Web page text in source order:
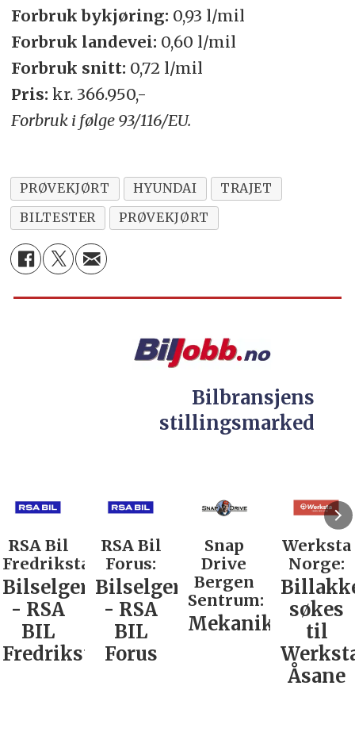
Forbruk bykjøring: 0,93 l/mil
Forbruk landevei: 0,60 l/mil
Forbruk snitt: 0,72 l/mil
Pris: kr. 366.950,-
Forbruk i følge 93/116/EU.
PRØVEKJØRT HYUNDAI
TRAJET
BILTESTER
PRØVEKJØRT
Bilbransjens
stillingsmarked
RSA Bil
Fredrikstad:
Bilselger
- RSA
BIL
Fredrikstad
RSA Bil
Forus:
Bilselger
- RSA
BIL
Forus
Snap
Drive
Bergen
Sentrum:
Mekaniker
Werksta
Norge:
søkes
til
Åsane